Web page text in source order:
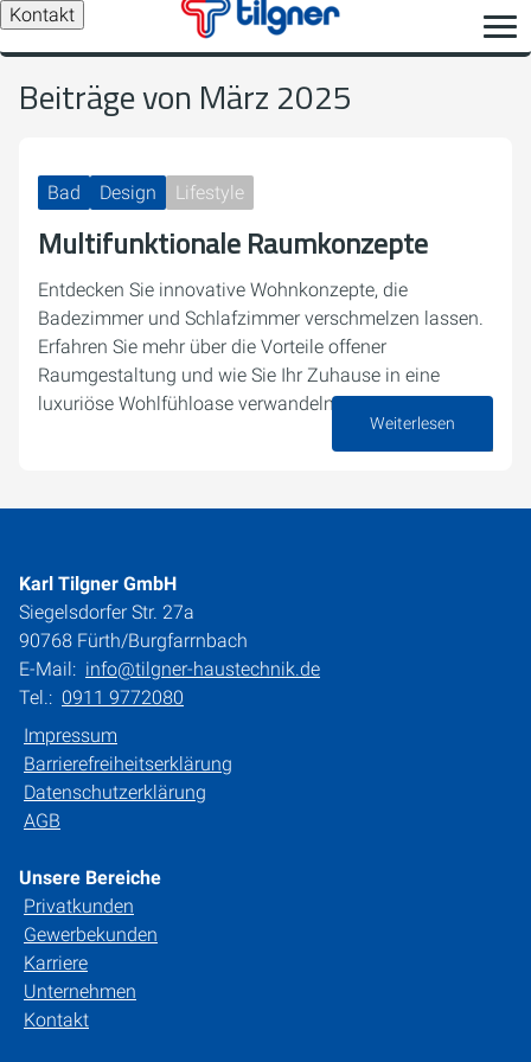
Kontakt
Beiträge von März 2025
Bad Design Lifestyle
Multifunktionale Raumkonzepte
Entdecken Sie innovative Wohnkonzepte, die
Badezimmer und Schlafzimmer verschmelzen lassen.
Erfahren Sie mehr über die Vorteile offener
Raumgestaltung und wie Sie Ihr Zuhause in eine
luxuriöse Wohlfühloase verwandeln können.
Weiterlesen
Karl Tilgner GmbH
Siegelsdorfer Str. 27a
90768 Fürth/Burgfarrnbach
E-Mail: info@tilgner-haustechnik.de
Tel.: 0911 9772080
Impressum
Barrierefreiheitserklärung
Datenschutzerklärung
AGB
Unsere Bereiche
Privatkunden
Gewerbekunden
Karriere
Unternehmen
Kontakt